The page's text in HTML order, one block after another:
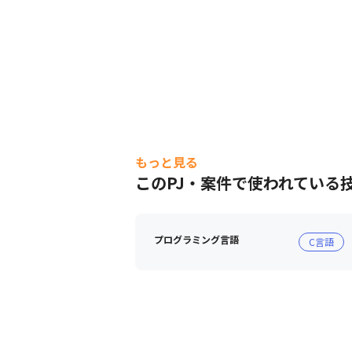
もっと見る
このPJ・案件で使われている
プログラミング言語 C言語